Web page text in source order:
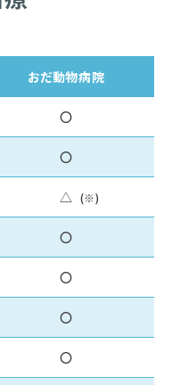
おだ動物病院
〇
〇
△
〇
〇
〇
〇